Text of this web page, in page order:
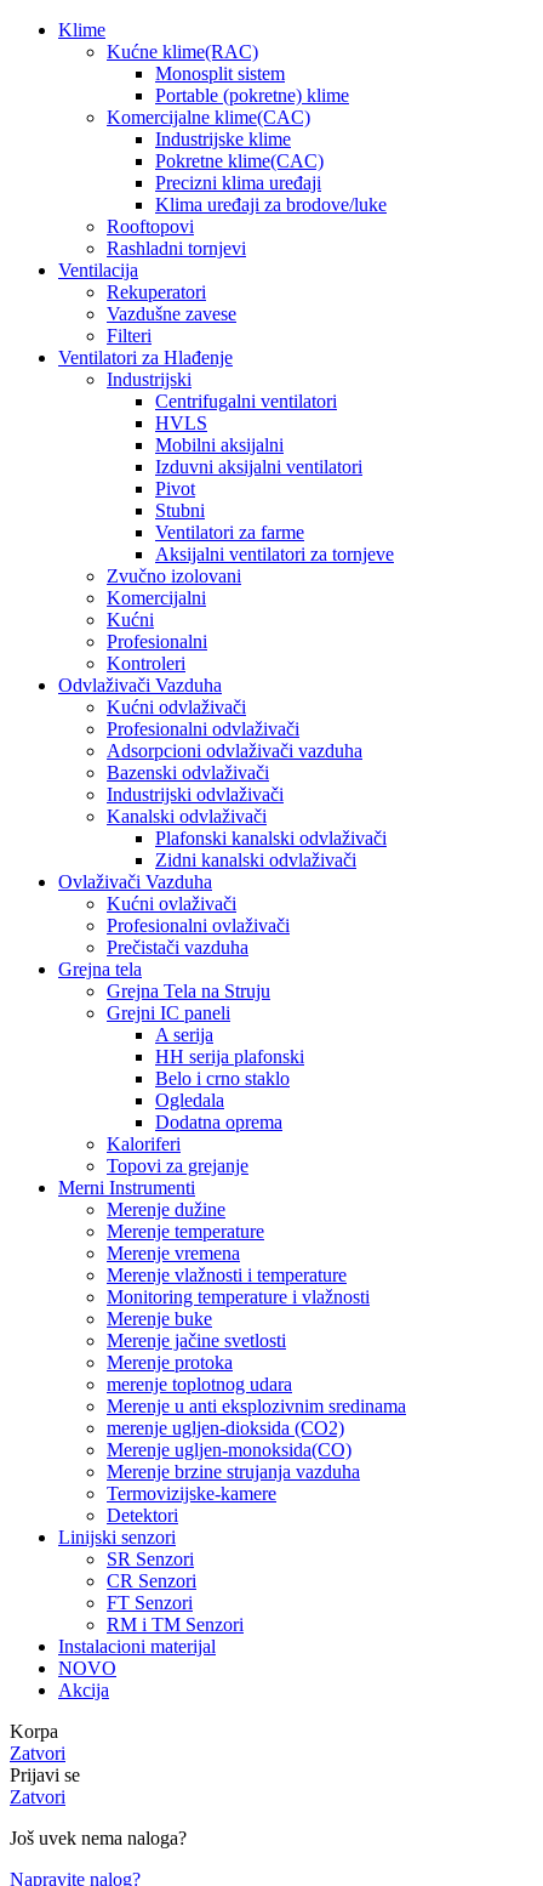
Klime
Kućne klime(RAC)
Monosplit sistem
Portable (pokretne) klime
Komercijalne klime(CAC)
Industrijske klime
Pokretne klime(CAC)
Precizni klima uređaji
Klima uređaji za brodove/luke
Rooftopovi
Rashladni tornjevi
Ventilacija
Rekuperatori
Vazdušne zavese
Filteri
Ventilatori za Hlađenje
Industrijski
Centrifugalni ventilatori
HVLS
Mobilni aksijalni
Izduvni aksijalni ventilatori
Pivot
Stubni
Ventilatori za farme
Aksijalni ventilatori za tornjeve
Zvučno izolovani
Komercijalni
Kućni
Profesionalni
Kontroleri
Odvlaživači Vazduha
Kućni odvlaživači
Profesionalni odvlaživači
Adsorpcioni odvlaživači vazduha
Bazenski odvlaživači
Industrijski odvlaživači
Kanalski odvlaživači
Plafonski kanalski odvlaživači
Zidni kanalski odvlaživači
Ovlaživači Vazduha
Kućni ovlaživači
Profesionalni ovlaživači
Prečistači vazduha
Grejna tela
Grejna Tela na Struju
Grejni IC paneli
A serija
HH serija plafonski
Belo i crno staklo
Ogledala
Dodatna oprema
Kaloriferi
Topovi za grejanje
Merni Instrumenti
Merenje dužine
Merenje temperature
Merenje vremena
Merenje vlažnosti i temperature
Monitoring temperature i vlažnosti
Merenje buke
Merenje jačine svetlosti
Merenje protoka
merenje toplotnog udara
Merenje u anti eksplozivnim sredinama
merenje ugljen-dioksida (CO2)
Merenje ugljen-monoksida(CO)
Merenje brzine strujanja vazduha
Termovizijske-kamere
Detektori
Linijski senzori
SR Senzori
CR Senzori
FT Senzori
RM i TM Senzori
Instalacioni materijal
NOVO
Akcija
Korpa
Zatvori
Prijavi se
Zatvori
Još uvek nema naloga?
Napravite nalog?